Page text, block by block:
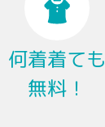
何着着ても
無料！